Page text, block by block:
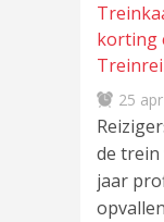
korting
25
de
jaar